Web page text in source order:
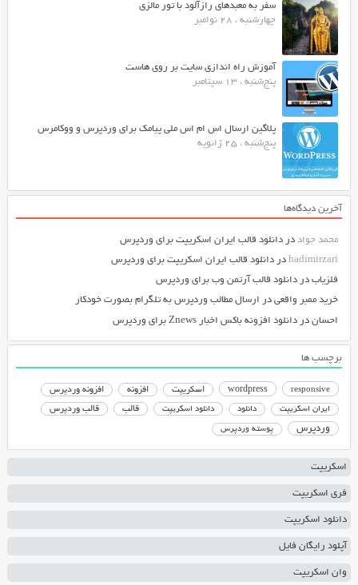
سفر به معبدهای رازآلود با تور مالزی
چهارشنبه ، 28 نوامبر
آموزش راه اندازی سایت بر روی هاست
پنج‌شنبه ، 13 سپتامبر
پلاگین ارسال اس ام اس ملی پیامک برای وردپرس و ووکامرس
پنج‌شنبه ، 25 ژانویه
آخرین دیدگاه‌ها
محمد جواددر دانلود قالب ایران اسکریپت برای وردپرس
hadimirzariدر دانلود قالب ایران اسکریپت برای وردپرس
فلزیابدر دانلود قالب آرتمن وب برای وردپرس
خرید ممبر واقعیدر ارسال مطالب وردپرس به تلگرام بصورت خودکار
احساندر دانلود افزونه باکس اخبار Znews برای وردپرس
برچسب ها
responsive
wordpress اسکریپت افزونه افزونه وردپرس
ایران اسکریپت دانلود دانلود اسکریپت قالب قالب وردپرس
وردپرس پوسته وردپرس
اسکریپت
فری اسکریپت
دانلود اسکریپت
آپلود رایگان فایل
وان اسکریپت